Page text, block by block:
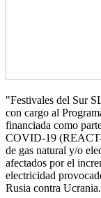
"Festivales del Sur
con cargo al
financiada como
COVID-19 (REACT-
de gas natural y/o
afectados por el
electricidad
Rusia contra